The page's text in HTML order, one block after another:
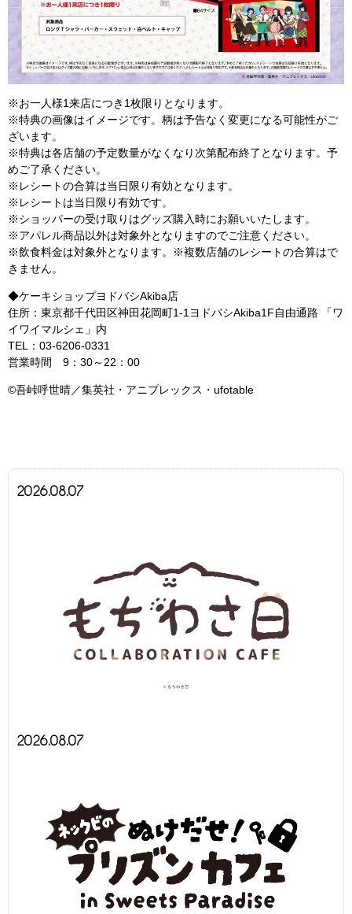
2026.08.07
2026.08.07
※お一人様1来店につき1枚限りとなります。
※特典の画像はイメージです。柄は予告なく変更になる可能性がご
ざいます。
※特典は各店舗の予定数量がなくなり次第配布終了となります。予
めご了承ください。
※レシートの合算は当日限り有効となります。
※レシートは当日限り有効です。
※ショッパーの受け取りはグッズ購入時にお願いいたします。
※アパレル商品以外は対象外となりますのでご注意ください。
※飲食料金は対象外となります。※複数店舗のレシートの合算はで
きません。
◆ケーキショップヨドバシAkiba店
住所：東京都千代田区神田花岡町1-1ヨドバシAkiba1F自由通路 「ワ
イワイマルシェ」内
TEL：03-6206-0331
営業時間 9：30～22：00
©吾峠呼世晴／集英社・アニプレックス・ufotable